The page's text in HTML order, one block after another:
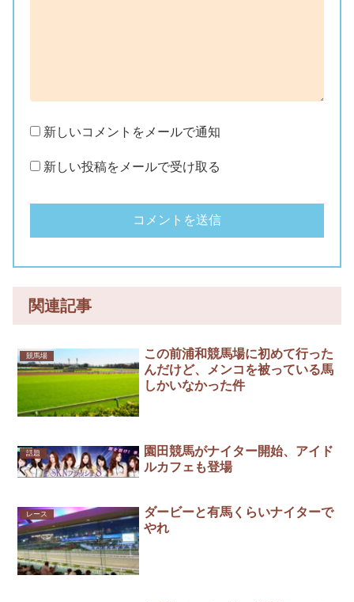
新しいコメントをメールで通知
新しい投稿をメールで受け取る
関連記事
競馬場
この前浦和競馬場に初めて行った
んだけど、メンコを被っている馬
しかいなかった件
話題
園田競馬がナイター開始、アイド
ルカフェも登場
レース
ダービーと有馬くらいナイターで
やれ